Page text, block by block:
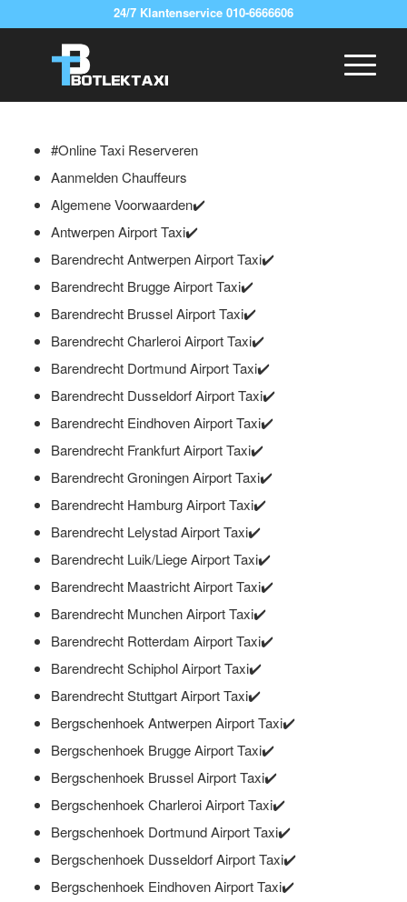
24/7 Klantenservice 010-6666606
#Online Taxi Reserveren
Aanmelden Chauffeurs
Algemene Voorwaarden✔️
Antwerpen Airport Taxi✔️
Barendrecht Antwerpen Airport Taxi✔️
Barendrecht Brugge Airport Taxi✔️
Barendrecht Brussel Airport Taxi✔️
Barendrecht Charleroi Airport Taxi✔️
Barendrecht Dortmund Airport Taxi✔️
Barendrecht Dusseldorf Airport Taxi✔️
Barendrecht Eindhoven Airport Taxi✔️
Barendrecht Frankfurt Airport Taxi✔️
Barendrecht Groningen Airport Taxi✔️
Barendrecht Hamburg Airport Taxi✔️
Barendrecht Lelystad Airport Taxi✔️
Barendrecht Luik/Liege Airport Taxi✔️
Barendrecht Maastricht Airport Taxi✔️
Barendrecht Munchen Airport Taxi✔️
Barendrecht Rotterdam Airport Taxi✔️
Barendrecht Schiphol Airport Taxi✔️
Barendrecht Stuttgart Airport Taxi✔️
Bergschenhoek Antwerpen Airport Taxi✔️
Bergschenhoek Brugge Airport Taxi✔️
Bergschenhoek Brussel Airport Taxi✔️
Bergschenhoek Charleroi Airport Taxi✔️
Bergschenhoek Dortmund Airport Taxi✔️
Bergschenhoek Dusseldorf Airport Taxi✔️
Bergschenhoek Eindhoven Airport Taxi✔️